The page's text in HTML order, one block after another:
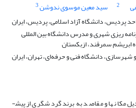
2 سید معین موسوی ندوشن3
پردیس، دانشگاه آزاد اسلامی، پردیس، ایران
ریزی شهری و مدرس دانشگاه بین المللی
سمرقند، ازبکستان
دانشگاه فنی و حرفه‌ای، تهران، ایران
توجه به عوامل موثر بر تبدیل مکان­ها و مقاصد به برند گردشگری از پیش­